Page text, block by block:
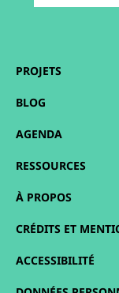
PROJETS
BLOG
AGENDA
RESSOURCES
À PROPOS
CRÉDITS ET
ACCESSIBILITÉ